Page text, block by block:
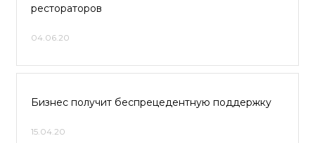
рестораторов
04.06.20
Бизнес получит беспрецедентную поддержку
15.04.20